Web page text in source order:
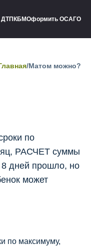
ДТП КБМОформить ОСАГО
Главная/Матом можно?
по
РАСЧЕТ суммы
дней прошло, но
может
по максимуму,